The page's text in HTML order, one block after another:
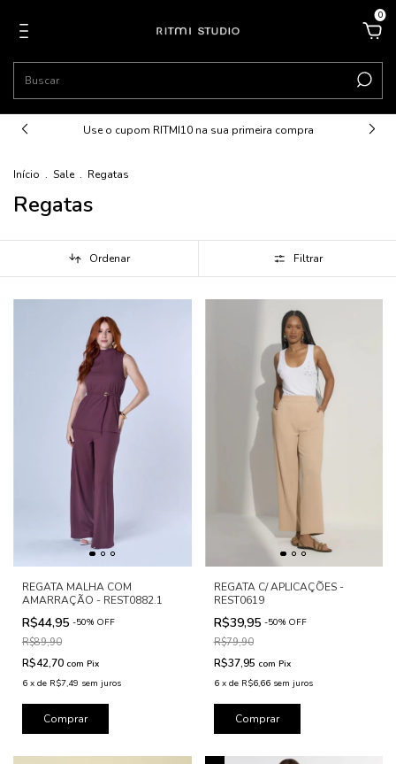
0
Use o cupom RITMI10 na sua primeira compra
Início . Sale . Regatas
Regatas
Ordenar Filtrar
REGATA MALHA COM
AMARRAÇÃO - REST0882.1
R$44,95 -50% OFF
R$89,90
R$42,70 com Pix
6 x de R$7,49 sem juros
Comprar
REGATA C/ APLICAÇÕES -
REST0619
R$39,95 -50% OFF
R$79,90
R$37,95 com Pix
6 x de R$6,66 sem juros
Comprar